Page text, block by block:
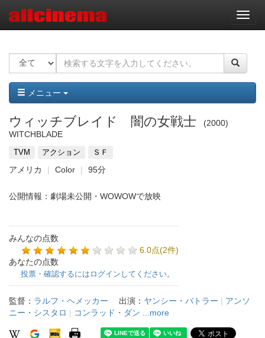
ナ
ビ
ー
ョ
ン
メニュー
ウィッチブレイド 闇の女戦士
2000
WITCHBLADE
TVM アクション ＳＦ
アメリカ Color 95分
公開情報：劇場未公開・WOWOWで放映
みんなの点数
6.0点(2件)
あなたの点数
投票・確認するにはログインしてください。
監督： ラルフ・ヘメッカー 出演： ヤンシー・バトラー | アンソ
ニー・シスタロ | コンラッド・ダン ...more